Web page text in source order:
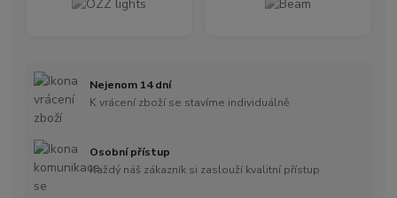
Nejenom 14 dní
K vrácení zboží se stavíme individuálně
Osobní přístup
Každý náš zákazník si zaslouží kvalitní přístup